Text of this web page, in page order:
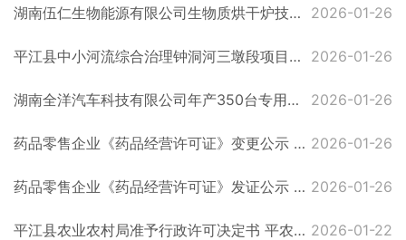
湖南伍仁生物能源有限公司生物质烘干炉技改建设项目受理公示 2026-01-26
平江县中小河流综合治理钟洞河三墩段项目受理公示 2026-01-26
湖南全洋汽车科技有限公司年产350台专用车、2000套货车车厢建设项目受理公示 2026-01-26
药品零售企业《药品经营许可证》变更公示 （第26-1-2号） 2026-01-26
药品零售企业《药品经营许可证》发证公示 （第26-B-2 号） 2026-01-26
平江县农业农村局准予行政许可决定书 平农（农药经）准予〔2026〕2号 2026-01-22